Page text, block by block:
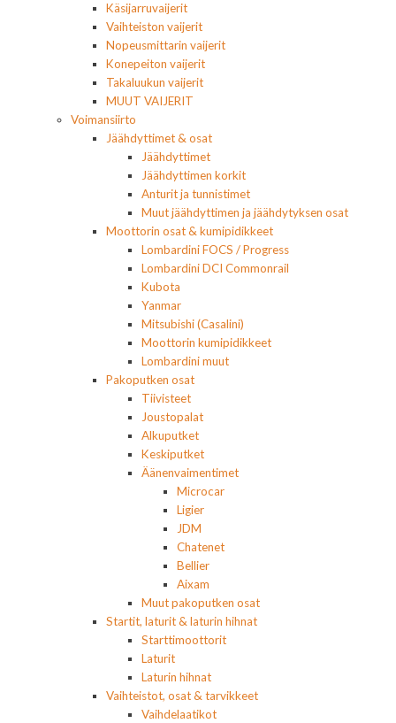
Käsijarruvaijerit
Vaihteiston vaijerit
Nopeusmittarin vaijerit
Konepeiton vaijerit
Takaluukun vaijerit
MUUT VAIJERIT
Voimansiirto
Jäähdyttimet & osat
Jäähdyttimet
Jäähdyttimen korkit
Anturit ja tunnistimet
Muut jäähdyttimen ja jäähdytyksen osat
Moottorin osat & kumipidikkeet
Lombardini FOCS / Progress
Lombardini DCI Commonrail
Kubota
Yanmar
Mitsubishi (Casalini)
Moottorin kumipidikkeet
Lombardini muut
Pakoputken osat
Tiivisteet
Joustopalat
Alkuputket
Keskiputket
Äänenvaimentimet
Microcar
Ligier
JDM
Chatenet
Bellier
Aixam
Muut pakoputken osat
Startit, laturit & laturin hihnat
Starttimoottorit
Laturit
Laturin hihnat
Vaihteistot, osat & tarvikkeet
Vaihdelaatikot